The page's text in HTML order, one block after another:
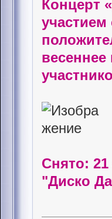
Концерт
Снято:
"Диско